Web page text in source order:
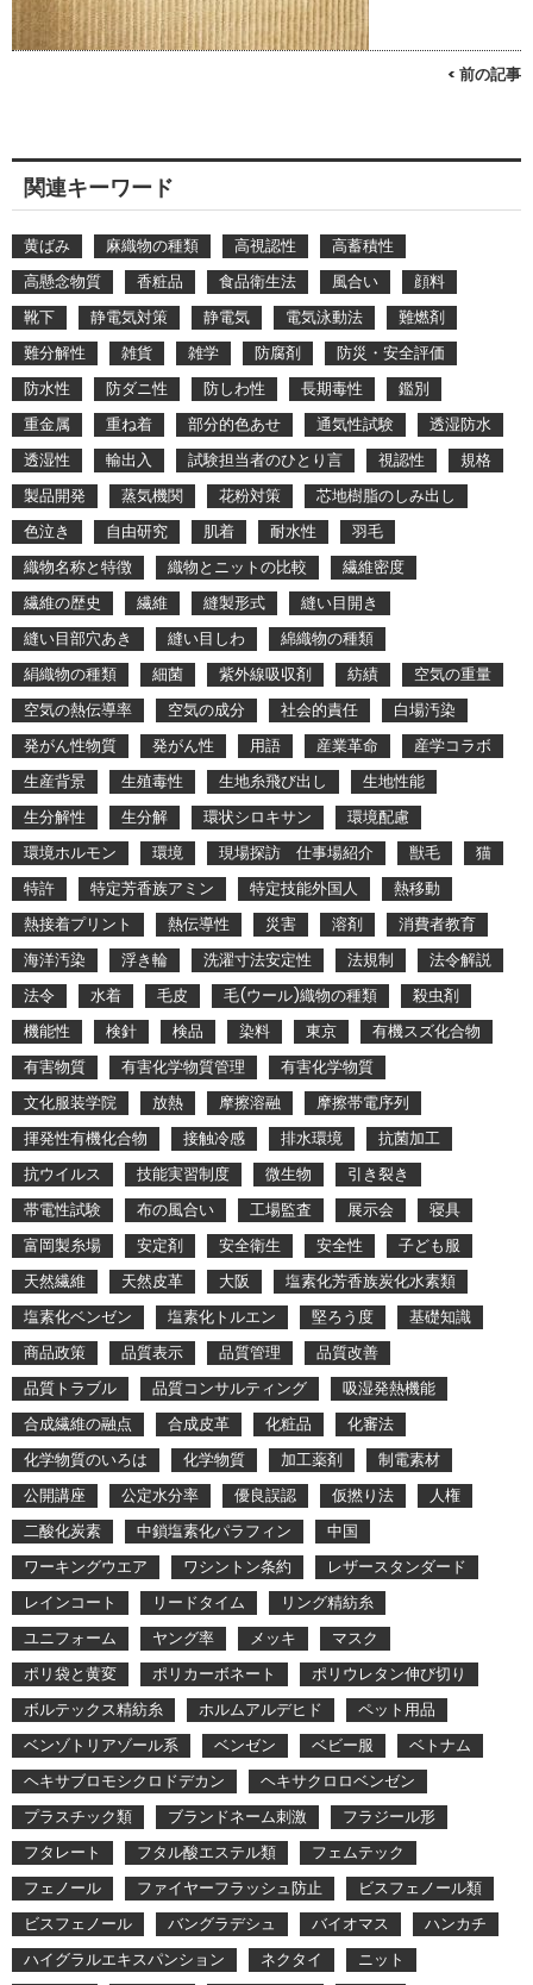
< 前の記事
関連キーワード
黄ばみ 麻織物の種類 高視認性
高蓄積性
高懸念物質
香粧品 食品衛生法 風合い
顔料
靴下
静電気対策 静電気 電気泳動法
難燃剤
難分解性
雑貨 雑学 防腐剤
防災・安全評価
防水性
防ダニ性 防しわ性 長期毒性
鑑別
重金属
重ね着 部分的色あせ 通気性試験
透湿防水
透湿性
輸出入 試験担当者のひとり言 視認性
規格
製品開発
蒸気機関 花粉対策
芯地樹脂のしみ出し
色泣き
自由研究 肌着 耐水性
羽毛
織物名称と特徴
織物とニットの比較
繊維密度
繊維の歴史
繊維 縫製形式
縫い目開き
縫い目部穴あき
縫い目しわ
綿織物の種類
絹織物の種類
細菌 紫外線吸収剤 紡績
空気の重量
空気の熱伝導率
空気の成分 社会的責任
白場汚染
発がん性物質
発がん性 用語 産業革命
産学コラボ
生産背景
生殖毒性 生地糸飛び出し
生地性能
生分解性
生分解 環状シロキサン
環境配慮
環境ホルモン
環境 現場探訪 仕事場紹介 獣毛
猫
特許
特定芳香族アミン 特定技能外国人
熱移動
熱接着プリント
熱伝導性 災害 溶剤
消費者教育
海洋汚染
浮き輪 洗濯寸法安定性 法規制
法令解説
法令
水着 毛皮 毛(ウール)織物の種類
殺虫剤
機能性
検針 検品 染料 東京
有機スズ化合物
有害物質
有害化学物質管理
有害化学物質
文化服装学院
放熱 摩擦溶融
摩擦帯電序列
揮発性有機化合物
接触冷感 排水環境
抗菌加工
抗ウイルス
技能実習制度 微生物
引き裂き
帯電性試験
布の風合い 工場監査 展示会
寝具
富岡製糸場
安定剤 安全衛生 安全性
子ども服
天然繊維
天然皮革 大阪
塩素化芳香族炭化水素類
塩素化ベンゼン
塩素化トルエン 堅ろう度
基礎知識
商品政策
品質表示 品質管理
品質改善
品質トラブル
品質コンサルティング
吸湿発熱機能
合成繊維の融点
合成皮革 化粧品
化審法
化学物質のいろは
化学物質 加工薬剤
制電素材
公開講座
公定水分率 優良誤認 仮撚り法
人権
二酸化炭素
中鎖塩素化パラフィン
中国
ワーキングウエア
ワシントン条約
レザースタンダード
レインコート
リードタイム
リング精紡糸
ユニフォーム
ヤング率 メッキ
マスク
ポリ袋と黄変
ポリカーボネート
ポリウレタン伸び切り
ボルテックス精紡糸
ホルムアルデヒド
ペット用品
ベンゾトリアゾール系
ベンゼン ベビー服
ベトナム
ヘキサブロモシクロドデカン
ヘキサクロロベンゼン
プラスチック類
ブランドネーム刺激
フラジール形
フタレート
フタル酸エステル類
フェムテック
フェノール
ファイヤーフラッシュ防止
ビスフェノール類
ビスフェノール
バングラデシュ バイオマス
ハンカチ
ハイグラルエキスパンション
ネクタイ
ニット